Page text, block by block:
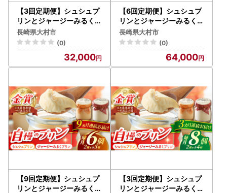
【3回定期便】シュシュプ
リンとジャージーみるくプ
リンセット 6個/月（計18
個）/ プリン スイーツ ミル
ク ジャージ～牛乳 / 大村市
/ おおむら夢ファームシュ
シュ [ACAA312]
長崎県大村市
(0)
32,000
【6回定期便】シュシュプ
リンとジャージーみるくプ
リンセット 6個/月（計36
個）/ プリン スイーツ ミル
ク ジャージ～牛乳 / 大村市
/ おおむら夢ファームシュ
シュ [ACAA313]
長崎県大村市
(0)
64,000
【9回定期便】シュシュプ
リンとジャージーみるくプ
【3回定期便】シュシュプ
リンとジャージーみるくプ